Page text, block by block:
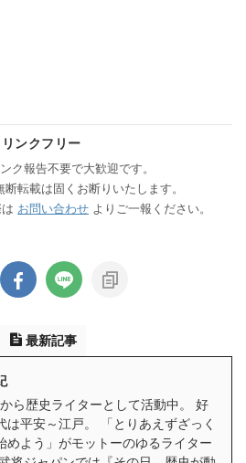
リンクフリー
ク報告不要で大歓迎です。
転載は固くお断りいたします。
お問い合わせ よりご一報ください。
最新記事
ら歴史ライターとして活動中。 好
は平安～江戸。 「とりあえずざっく
めよう」がモットーのゆるライター